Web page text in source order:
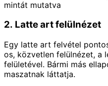
mintát mutatva
2. Latte art felülnézet
Egy latte art felvétel
os, közvetlen felülnézet, a
felületével. Bármi más
maszatnak láttatja.